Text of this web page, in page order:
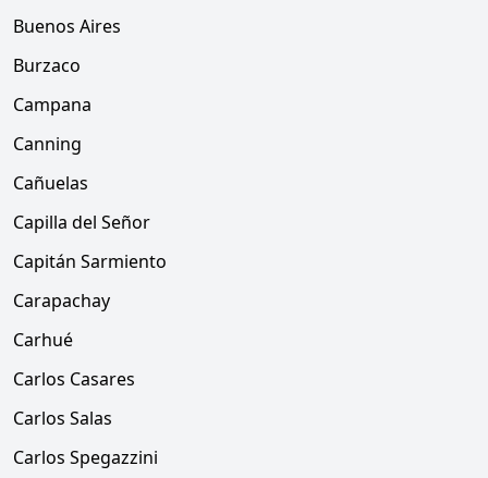
Buenos Aires
Burzaco
Campana
Canning
Cañuelas
Capilla del Señor
Capitán Sarmiento
Carapachay
Carhué
Carlos Casares
Carlos Salas
Carlos Spegazzini